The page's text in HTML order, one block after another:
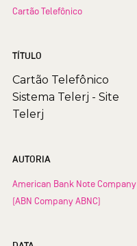
Cartão Telefônico
TÍTULO
Cartão Telefônico
Sistema Telerj - Site
Telerj
AUTORIA
American Bank Note Company
(ABN Company ABNC)